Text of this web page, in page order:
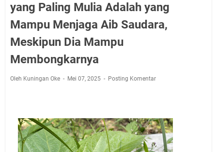
Kelaparan Meskipun Memiliki Sekarung Penuh Uang
Salat Lima Waktu itu Bukan Cuma Kewajiban, Tapi
Jadwal Salat Wilayah Kuningan Jumat 7 Agustus 2026
Nobar Final Piala Presiden 2026 Bersama Kebo Bule
Warga Mulai Kesulitan Air Bersih Akibat Kekeringan,
Uniku Jadi Tuan Rumah Pendampingan Penyusunan
Dokumen SPMI
Sudahkah Kita Merdeka Dari Hawa Nafsu?
yang Paling Mulia Adalah yang
Mampu Menjaga Aib Saudara,
Meskipun Dia Mampu
Membongkarnya
Oleh Kuningan Oke Mei 07, 2025 Posting Komentar